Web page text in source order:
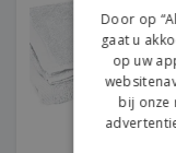
Door op
gaat u
op uw
bij onze